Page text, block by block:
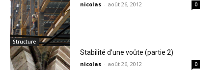
Structure
nicolas - août 26, 2012 0
Stabilité d’une voûte (partie 2)
nicolas - août 26, 2012 0